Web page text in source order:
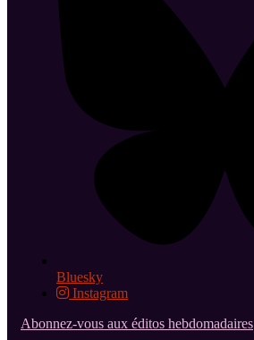
Bluesky
Instagram
Abonnez-vous aux éditos hebdomadaires